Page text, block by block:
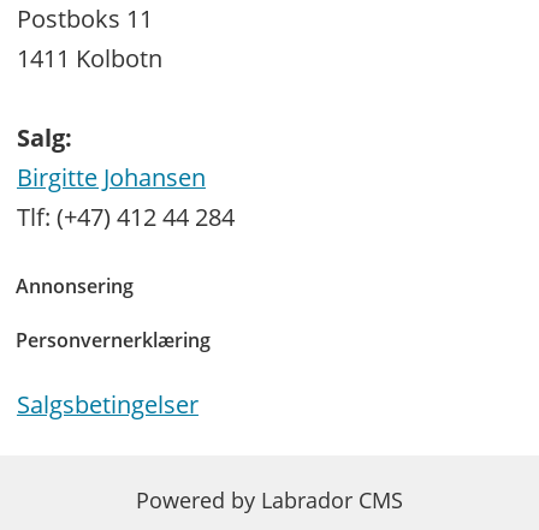
Postboks 11
1411 Kolbotn
Salg:
Birgitte Johansen
Tlf: (+47) 412 44 284
Annonsering
Personvernerklæring
Salgsbetingelser
Powered by Labrador CMS